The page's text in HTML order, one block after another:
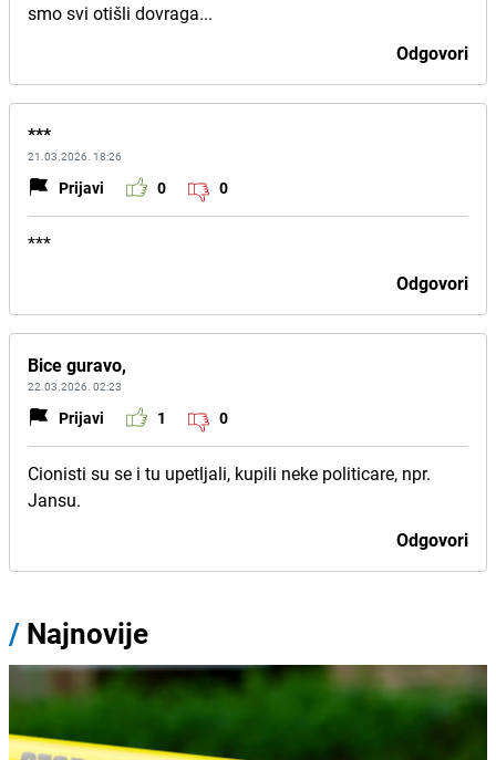
smo svi otišli dovraga...
Odgovori
***
21.03.2026. 18:26
Prijavi 0 0
***
Odgovori
Bice guravo,
22.03.2026. 02:23
Prijavi 1 0
Cionisti su se i tu upetljali, kupili neke politicare, npr.
Jansu.
Odgovori
/ Najnovije